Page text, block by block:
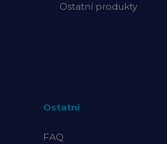
Ostatní produkty
Ostatní
FAQ